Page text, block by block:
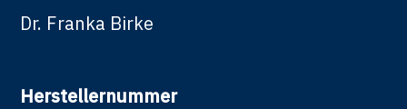
Dr. Franka Birke
Herstellernummer